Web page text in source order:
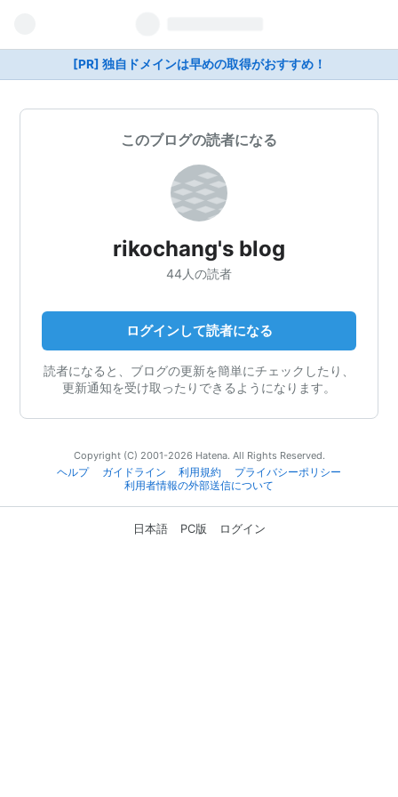
[PR] 独自ドメインは早めの取得がおすすめ！
このブログの読者になる
rikochang's blog
44人の読者
ログインして読者になる
読者になると、ブログの更新を簡単にチェックしたり、
更新通知を受け取ったりできるようになります。
Copyright (C) 2001-2026 Hatena. All Rights Reserved.
ヘルプ
ガイドライン 利用規約
プライバシーポリシー
利用者情報の外部送信について
日本語 PC版 ログイン